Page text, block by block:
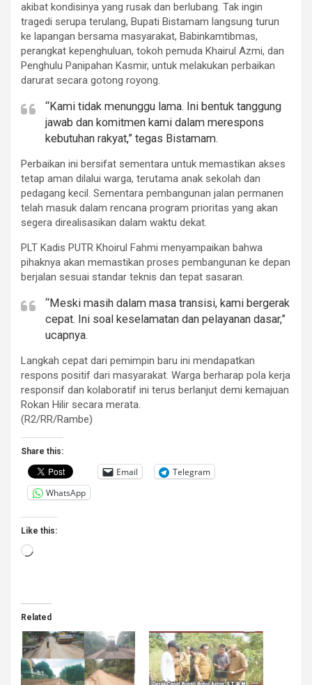
akibat kondisinya yang rusak dan berlubang. Tak ingin
tragedi serupa terulang, Bupati Bistamam langsung turun
ke lapangan bersama masyarakat, Babinkamtibmas,
perangkat kepenghuluan, tokoh pemuda Khairul Azmi, dan
Penghulu Panipahan Kasmir, untuk melakukan perbaikan
darurat secara gotong royong.
“Kami tidak menunggu lama. Ini bentuk tanggung
jawab dan komitmen kami dalam merespons
kebutuhan rakyat,” tegas Bistamam.
Perbaikan ini bersifat sementara untuk memastikan akses
tetap aman dilalui warga, terutama anak sekolah dan
pedagang kecil. Sementara pembangunan jalan permanen
telah masuk dalam rencana program prioritas yang akan
segera direalisasikan dalam waktu dekat.
PLT Kadis PUTR Khoirul Fahmi menyampaikan bahwa
pihaknya akan memastikan proses pembangunan ke depan
berjalan sesuai standar teknis dan tepat sasaran.
“Meski masih dalam masa transisi, kami bergerak
cepat. Ini soal keselamatan dan pelayanan dasar,”
ucapnya.
Langkah cepat dari pemimpin baru ini mendapatkan
respons positif dari masyarakat. Warga berharap pola kerja
responsif dan kolaboratif ini terus berlanjut demi kemajuan
Rokan Hilir secara merata.
(R2/RR/Rambe)
Share this:
Email
Telegram
WhatsApp
Like this:
Loading…
Related